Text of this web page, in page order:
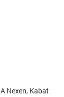
Nexen, Kabat